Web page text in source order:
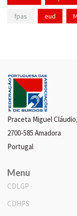
fpas eud
Praceta Miguel
2700-585 Amadora
Portugal
Menu
CDLGP
CDHPS